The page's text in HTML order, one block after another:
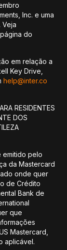
Inc. e uma
Veja
do
em relação a
Key Drive,
help@inter.co
RESIDENTES
DOS
emitido pelo
da Mastercard
onde quer
de Crédito
Bank de
que
Mastercard,
aplicável.